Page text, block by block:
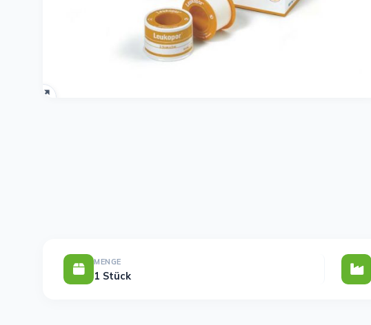
MENGE
1 Stück